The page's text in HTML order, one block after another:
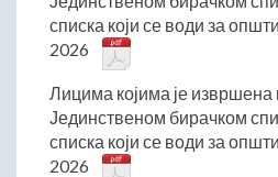
Начелник Општинске управе
Састави Управних одбора и сталних
ПРИВРЕДА
Општи и просторни положај
Развој и просторни размештај
списка који се води за
2026
Лицима којима је
Јединственом бирачком
списка који се води за
2026